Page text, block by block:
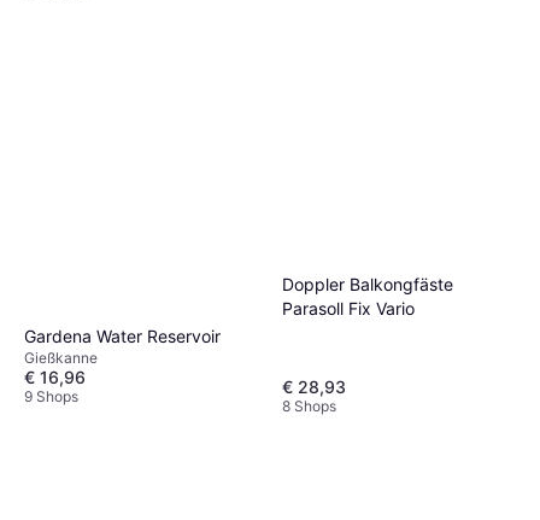
Gardena Water Reservoir
Gießkanne
€ 16,96
9 Shops
Doppler Balkongfäste
Parasoll Fix Vario
€ 28,93
8 Shops